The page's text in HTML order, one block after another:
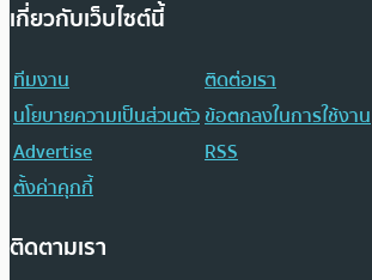
เกี่ยวกับเว็บไซต์นี้
ทีมงาน
ติดต่อเรา
นโยบายความเป็นส่วนตัวข้อตกลงในการใช้งาน
Advertise
RSS
ตั้งค่าคุกกี้
ติดตามเรา